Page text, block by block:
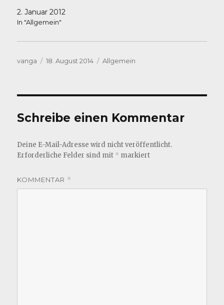
2. Januar 2012
In "Allgemein"
Autor
vanga
Veröffentlicht
18. August 2014 Kategorien
Allgemein
Schreibe einen Kommentar
Deine E-Mail-Adresse wird nicht veröffentlicht.
Erforderliche Felder sind mit * markiert
KOMMENTAR *